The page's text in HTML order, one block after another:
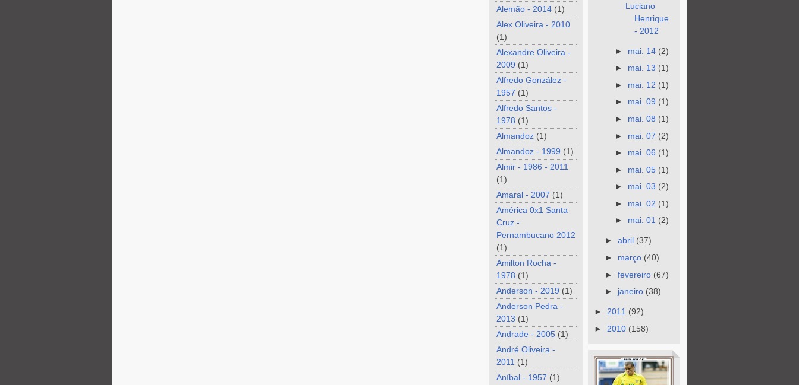
Alemão - 2014 (1)
Alex Oliveira - 2010
(1)
Alexandre Oliveira -
2009 (1)
Alfredo González -
1957 (1)
Alfredo Santos -
1978 (1)
Almandoz (1)
Almandoz - 1999 (1)
Almir - 1986 - 2011
(1)
Amaral - 2007 (1)
América 0x1 Santa
Cruz -
Pernambucano 2012
(1)
Amilton Rocha -
1978 (1)
Anderson - 2019 (1)
Anderson Pedra -
2013 (1)
Andrade - 2005 (1)
André Oliveira -
2011 (1)
Aníbal - 1957 (1)
Luciano
Henrique
- 2012
► mai. 14 (2)
► mai. 13 (1)
► mai. 12 (1)
► mai. 09 (1)
► mai. 08 (1)
► mai. 07 (2)
► mai. 06 (1)
► mai. 05 (1)
► mai. 03 (2)
► mai. 02 (1)
► mai. 01 (2)
► abril (37)
► março (40)
► fevereiro (67)
► janeiro (38)
►2011 (92)
► 2010 (158)